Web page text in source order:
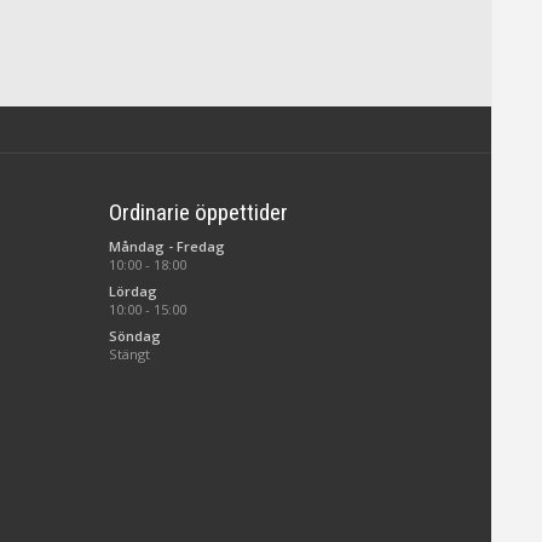
Ordinarie öppettider
Måndag - Fredag
10:00 - 18:00
Lördag
10:00 - 15:00
Söndag
Stängt